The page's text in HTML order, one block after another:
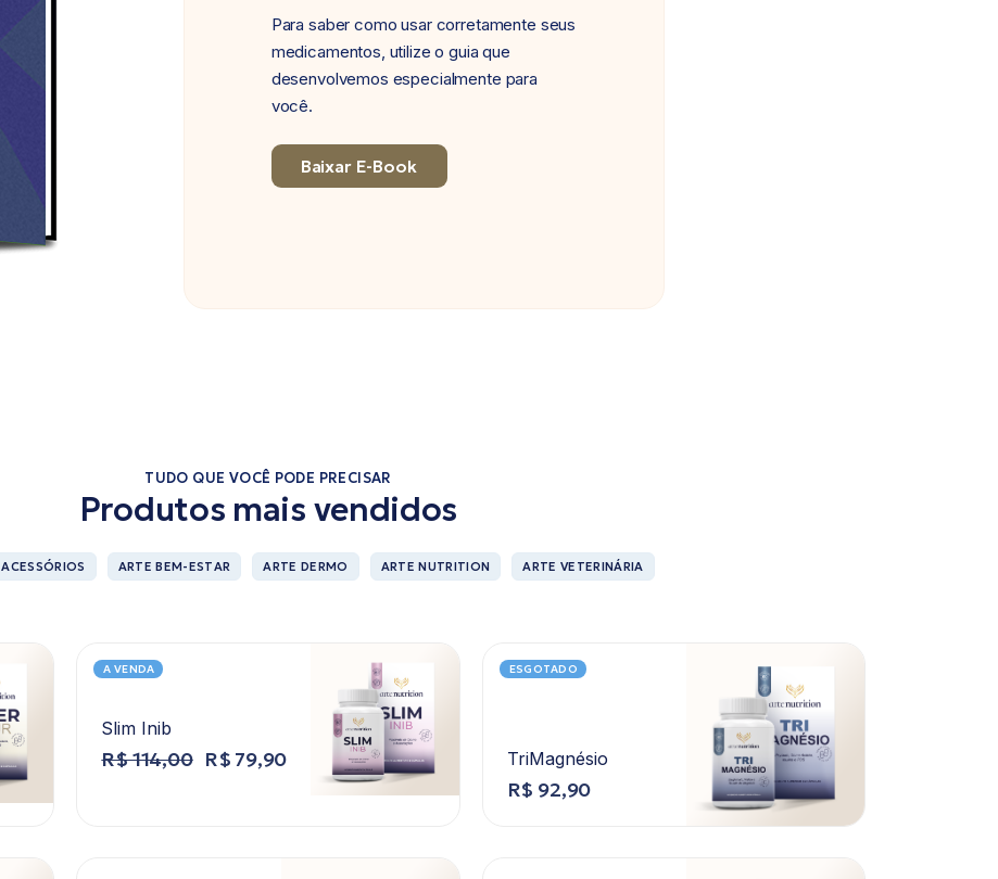
Para saber como usar corretamente seus
medicamentos, utilize o guia que
desenvolvemos especialmente para
você.
Baixar E-Book
TUDO QUE VOCÊ PODE PRECISAR
Produtos mais vendidos
ACESSÓRIOS ARTE BEM-ESTAR ARTE DERMO ARTE NUTRITION ARTE VETERINÁRIA
A VENDA
Slim Inib
R$114,00 R$ 79,90
ESGOTADO
TriMagnésio
R$ 92,90